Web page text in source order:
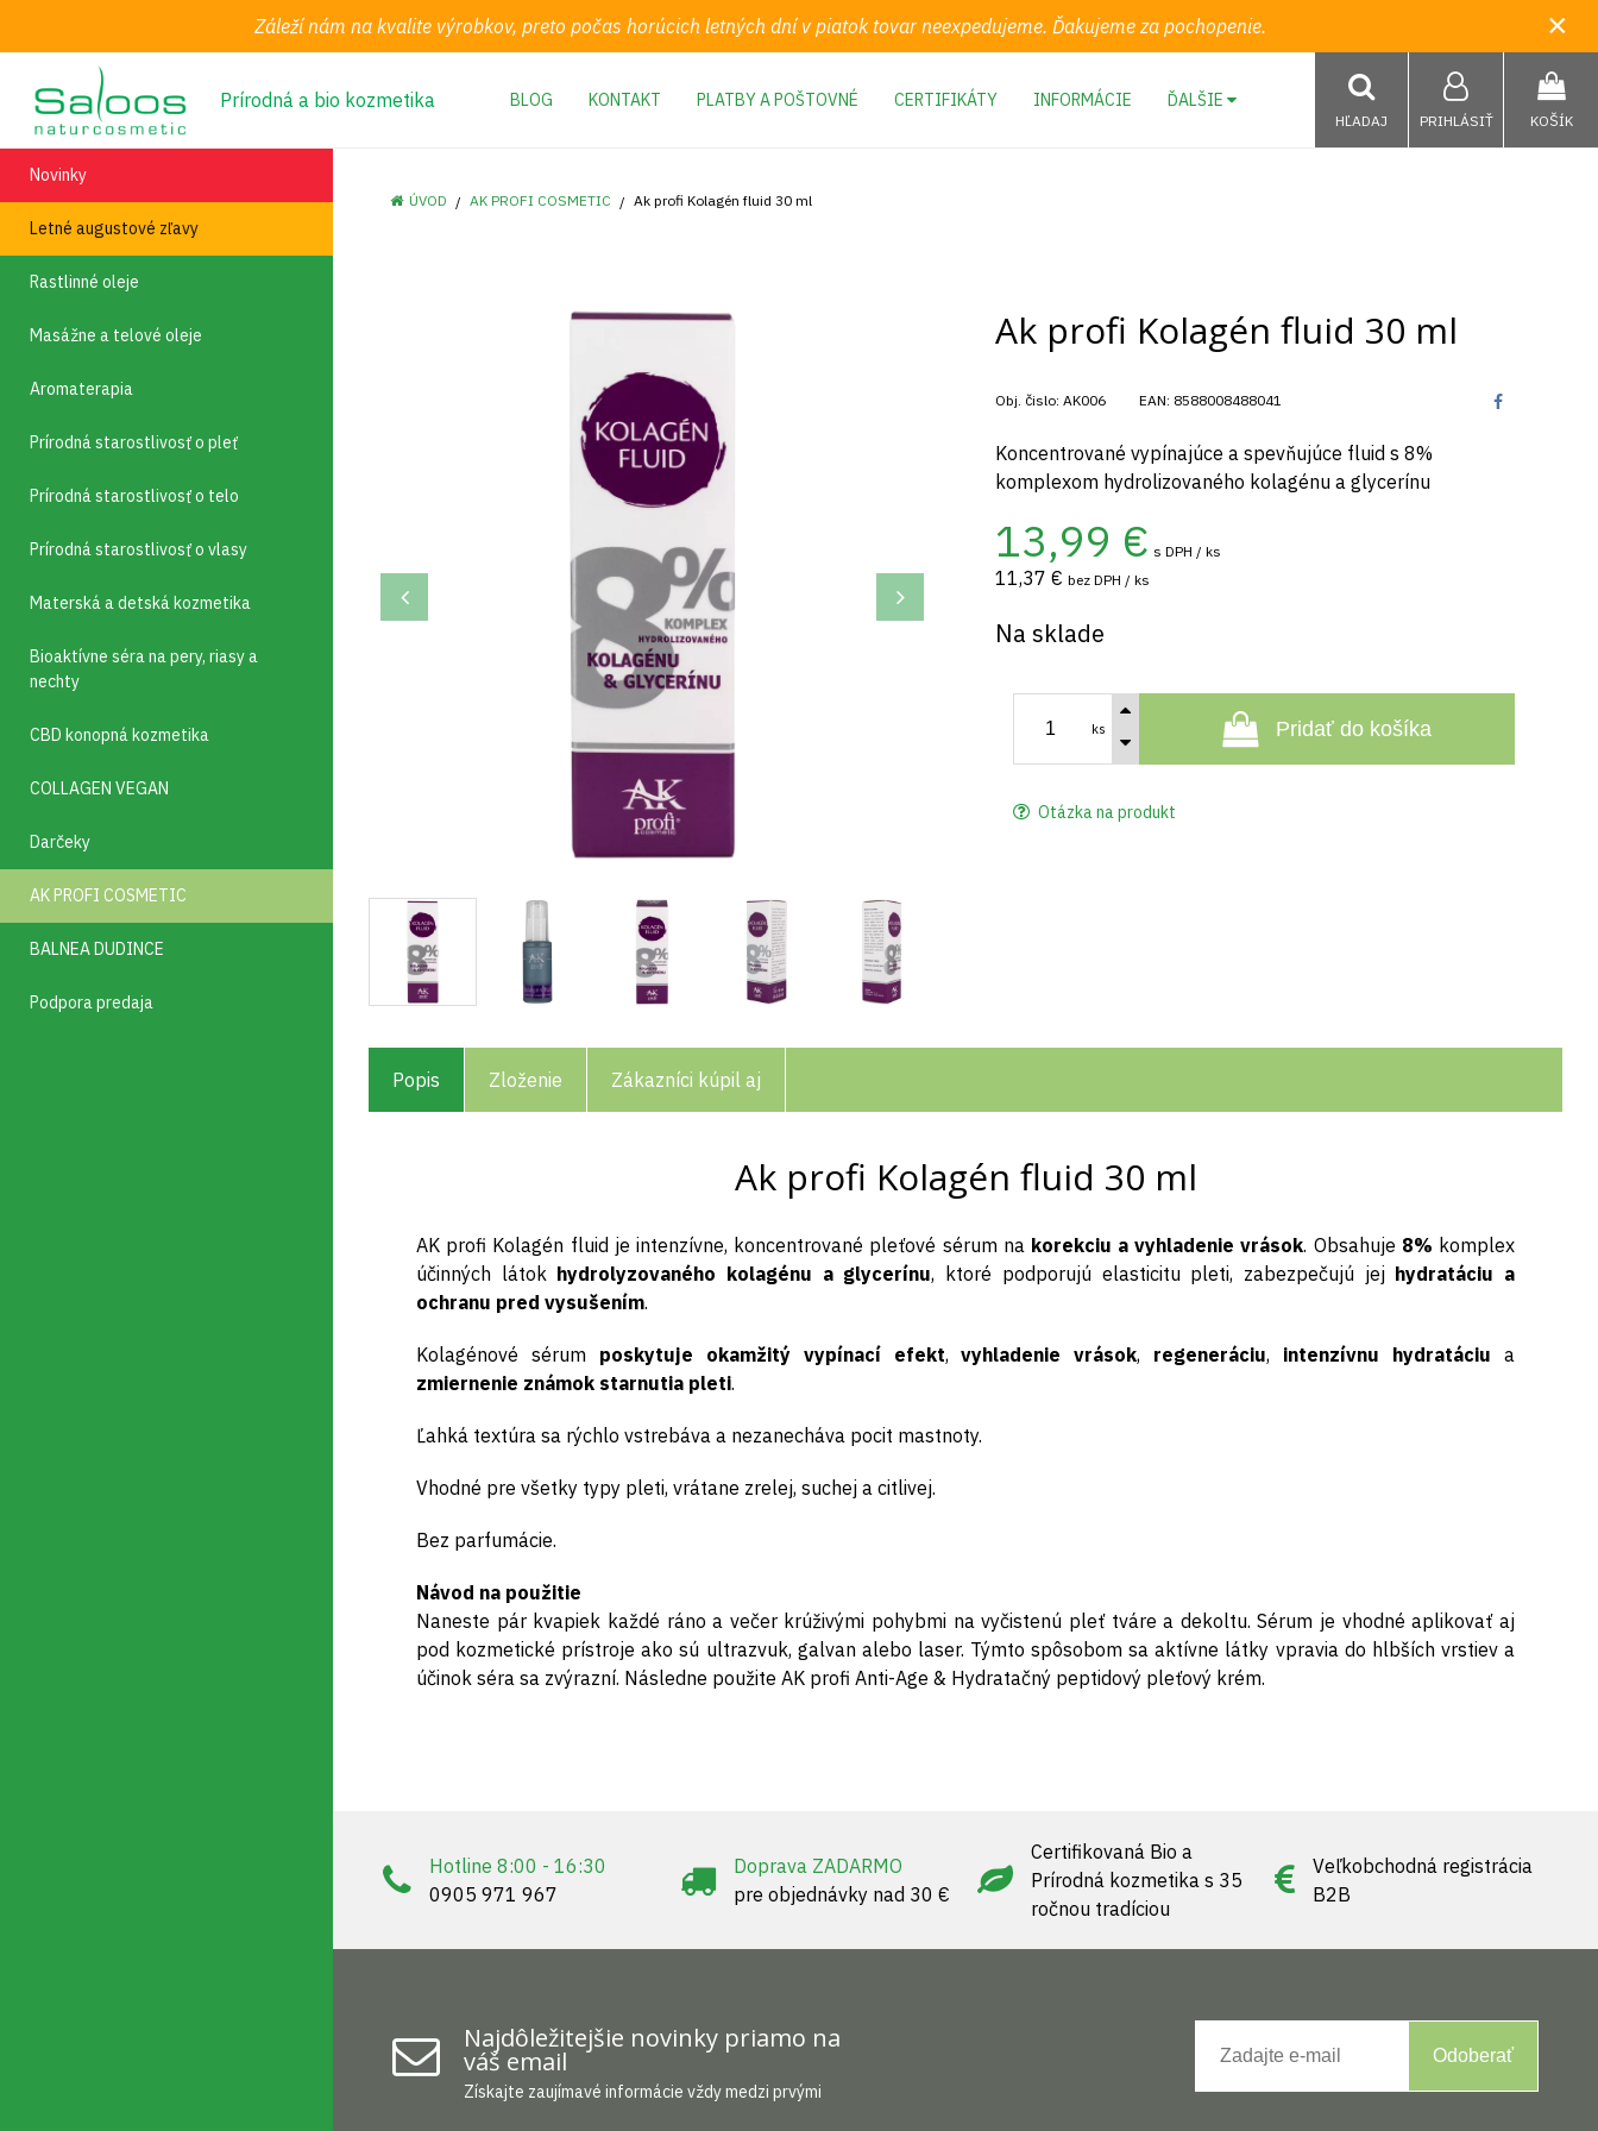
Záleží nám na kvalite výrobkov, preto počas horúcich letných dní v piatok tovar neexpedujeme. Ďakujeme za pochopenie. ×
Prírodná a bio kozmetika BLOG KONTAKT PLATBY A POŠTOVNÉ CERTIFIKÁTY INFORMÁCIE ĎALŠIE
KOŠÍK
PRIHLÁSIŤ
HĽADAJ
Novinky
Letné augustové zľavy
Rastlinné oleje
Masážne a telové oleje
Aromaterapia
Prírodná starostlivosť o pleť
Prírodná starostlivosť o telo
Prírodná starostlivosť o vlasy
Materská a detská kozmetika
Bioaktívne séra na pery, riasy a
nechty
CBD konopná kozmetika
COLLAGEN VEGAN
Darčeky
AK PROFI COSMETIC
BALNEA DUDINCE
Podpora predaja
ÚVOD AK PROFI COSMETIC Ak profi Kolagén fluid 30 ml
Ak profi Kolagén fluid 30 ml
Obj. čislo: AK006 EAN: 8588008488041
Koncentrované vypínajúce a spevňujúce fluid s 8%
komplexom hydrolizovaného kolagénu a glycerínu
13,99 € s DPH / ks
11,37 € bez DPH / ks
Na sklade
ks Pridať do košíka
Otázka na produkt
Popis Zloženie Zákazníci kúpil aj
Ak profi Kolagén fluid 30 ml
AK profi Kolagén fluid je intenzívne, koncentrované pleťové sérum na korekciu a vyhladenie vrások. Obsahuje 8% komplex
účinných látok hydrolyzovaného kolagénu a glycerínu, ktoré podporujú elasticitu pleti, zabezpečujú jej hydratáciu a
ochranu pred vysušením.
Kolagénové sérum poskytuje okamžitý vypínací efekt,vyhladenie vrások, regeneráciu, intenzívnu hydratáciu a
zmiernenie známok starnutia pleti.
Ľahká textúra sa rýchlo vstrebáva a nezanecháva pocit mastnoty.
Vhodné pre všetky typy pleti, vrátane zrelej, suchej a citlivej.
Bez parfumácie.
Návod na použitie
Naneste pár kvapiek každé ráno a večer krúživými pohybmi na vyčistenú pleť tváre a dekoltu. Sérum je vhodné aplikovať aj
pod kozmetické prístroje ako sú ultrazvuk, galvan alebo laser. Týmto spôsobom sa aktívne látky vpravia do hlbších vrstiev a
účinok séra sa zvýrazní. Následne použite AK profi Anti-Age & Hydratačný peptidový pleťový krém.
Hotline 8:00 - 16:30
0905 971 967
Doprava ZADARMO
pre objednávky nad 30 €
Certifikovaná Bio a
Prírodná kozmetika s 35
ročnou tradíciou
Veľkobchodná registrácia
B2B
Najdôležitejšie novinky priamo na
váš email
Získajte zaujímavé informácie vždy medzi prvými
Odoberať